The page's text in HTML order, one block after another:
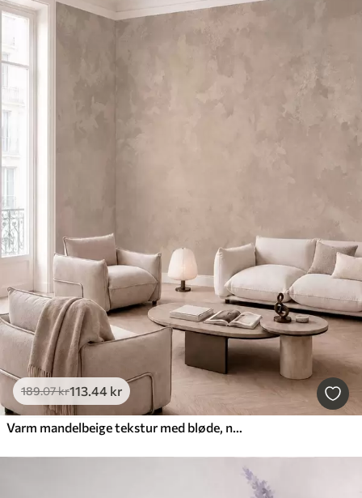
189.07kr113.44 kr
Varm mandelbeige tekstur med bløde, naturlige farveovergange